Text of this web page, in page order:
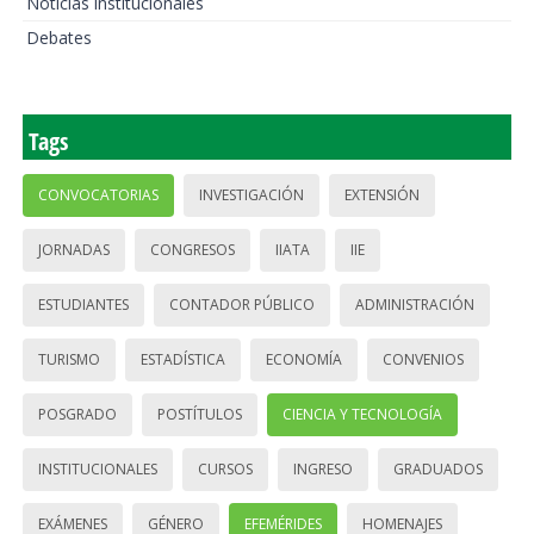
Debates
Tags
CONVOCATORIAS INVESTIGACIÓN EXTENSIÓN
JORNADAS CONGRESOS IIATA IIE
ESTUDIANTES CONTADOR PÚBLICO ADMINISTRACIÓN
TURISMO ESTADÍSTICA ECONOMÍA CONVENIOS
POSGRADO POSTÍTULOS CIENCIA Y TECNOLOGÍA
INSTITUCIONALES CURSOS INGRESO GRADUADOS
EXÁMENES GÉNERO EFEMÉRIDES HOMENAJES